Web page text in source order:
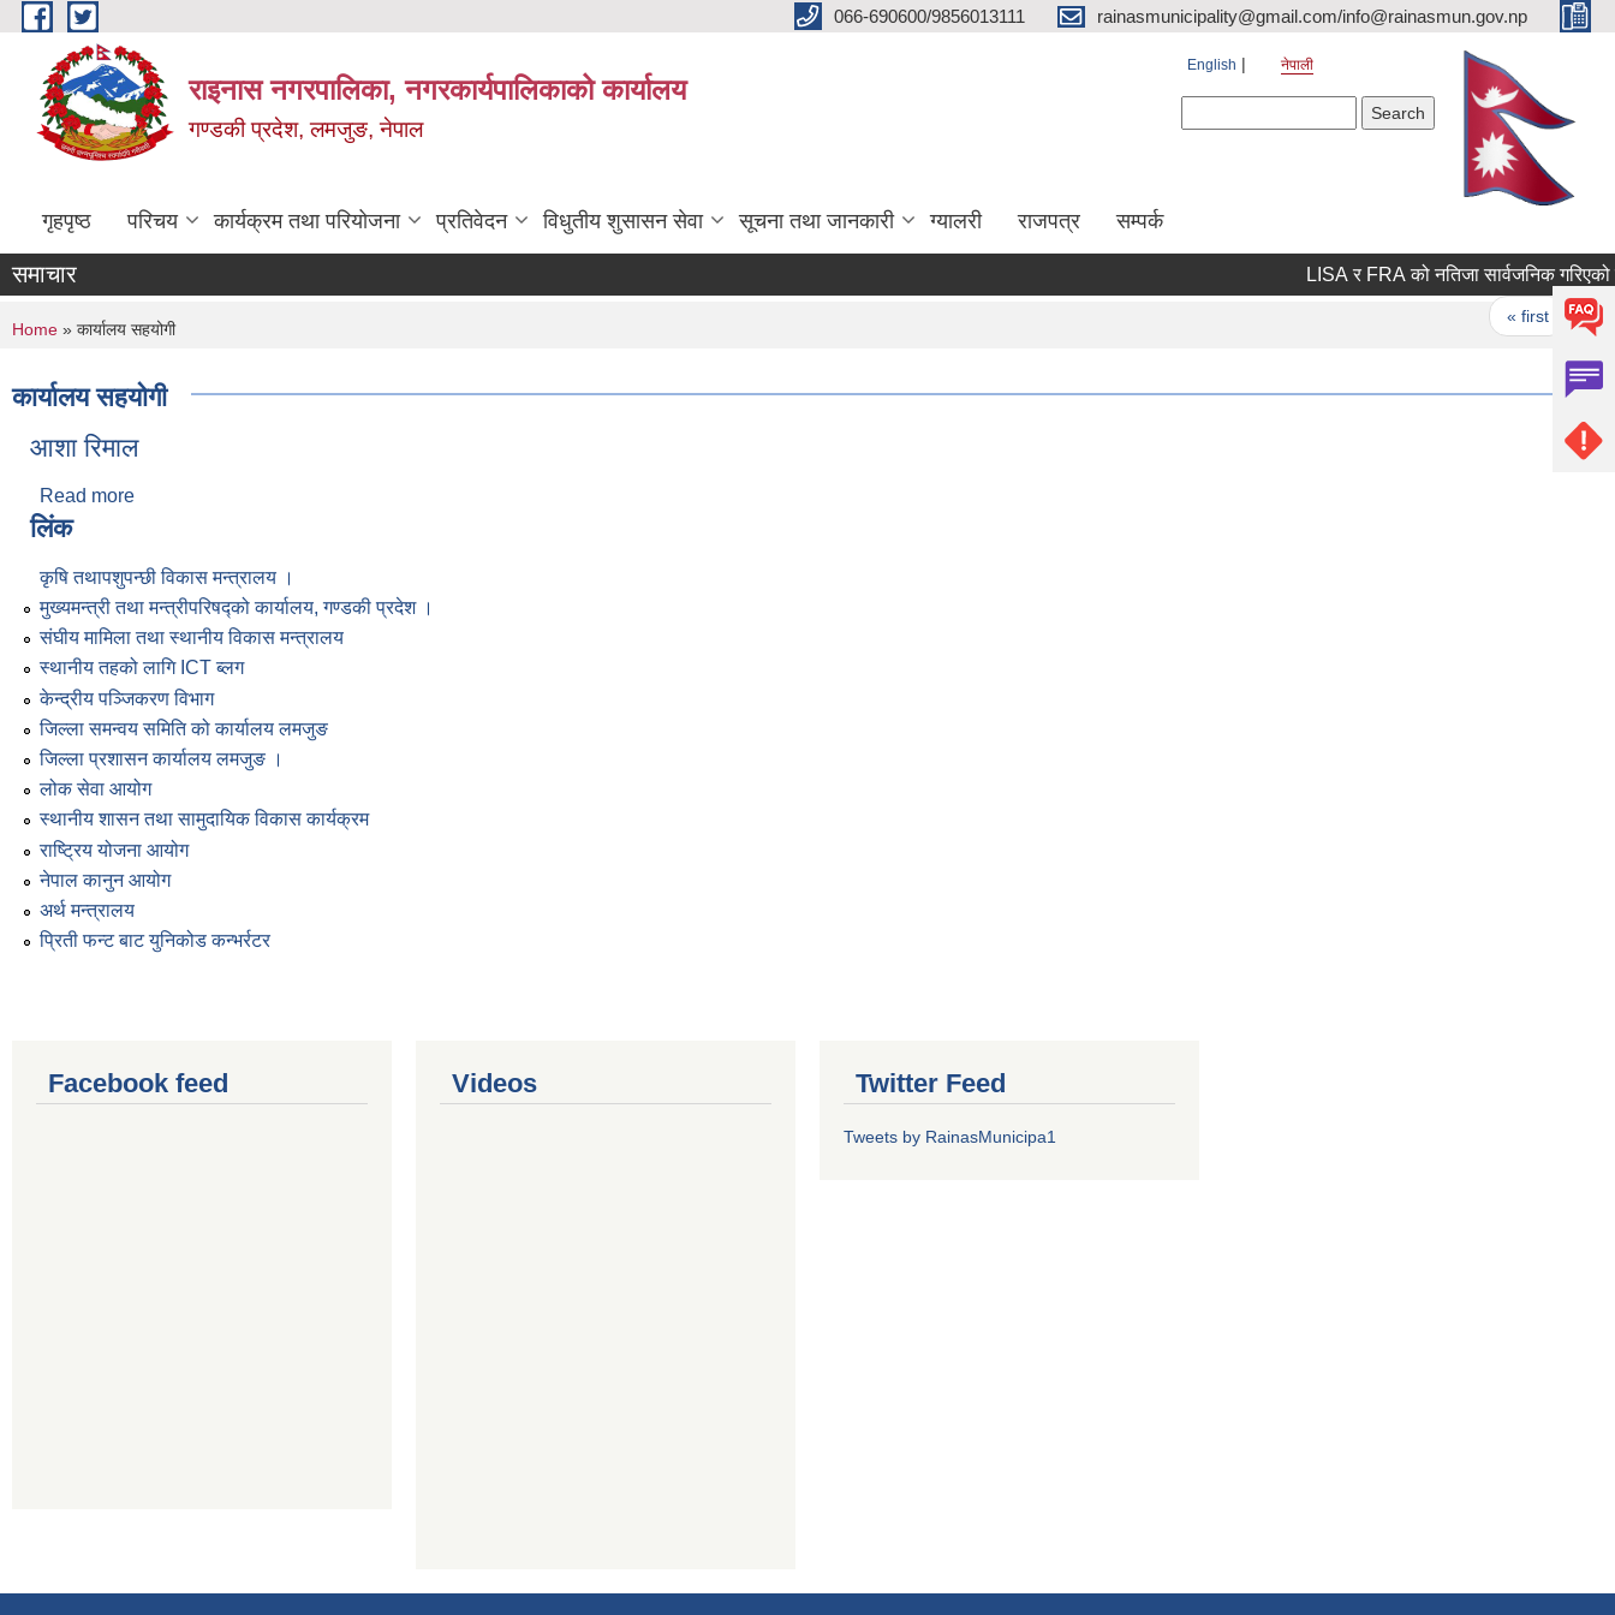
Skip to main content 066-690600/9856013111 rainasmunicipality@gmail.com/info@rainasmun.gov.np
राइनास नगरपालिका, नगरकार्यपालिकाको कार्यालय
गण्डकी प्रदेश, लमजुङ, नेपाल
English नेपाली
गृहपृष्ठ परिचय कार्यक्रम तथा परियोजना प्रतिवेदन विधुतीय शुसासन सेवा सूचना तथा जानकारी ग्यालरी राजपत्र सम्पर्क
समाचार LISA र FRA को नतिजा सार्वजनिक गरिएको
« first ‹
You are here
Home » कार्यालय सहयोगी
कार्यालय सहयोगी
आशा रिमाल
Read more
लिंक
कृषि तथापशुपन्छी विकास मन्त्रालय ।
मुख्यमन्त्री तथा मन्त्रीपरिषद्को कार्यालय, गण्डकी प्रदेश ।
संघीय मामिला तथा स्थानीय विकास मन्त्रालय
स्थानीय तहको लागि ICT ब्लग
केन्द्रीय पञ्जिकरण विभाग
जिल्ला समन्वय समिति को कार्यालय लमजुङ
जिल्ला प्रशासन कार्यालय लमजुङ ।
लोक सेवा आयोग
स्थानीय शासन तथा सामुदायिक विकास कार्यक्रम
राष्ट्रिय योजना आयोग
नेपाल कानुन आयोग
अर्थ मन्त्रालय
प्रिती फन्ट बाट युनिकोड कन्भर्रटर
Facebook feed Videos Twitter Feed
Tweets by RainasMunicipa1